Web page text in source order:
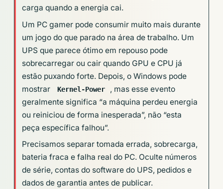
carga quando a energia cai.
Um PC gamer pode consumir muito mais durante
um jogo do que parado na área de trabalho. Um
UPS que parece ótimo em repouso pode
sobrecarregar ou cair quando GPU e CPU já
estão puxando forte. Depois, o Windows pode
mostrar
Kernel-Power
, mas esse evento
geralmente significa “a máquina perdeu energia
ou reiniciou de forma inesperada”, não “esta
peça específica falhou”.
Precisamos separar tomada errada, sobrecarga,
bateria fraca e falha real do PC. Oculte números
de série, contas do software do UPS, pedidos e
dados de garantia antes de publicar.